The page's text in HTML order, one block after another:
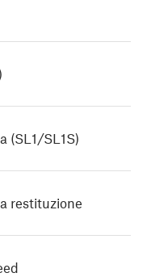
(SL1/SL1S)
restituzione